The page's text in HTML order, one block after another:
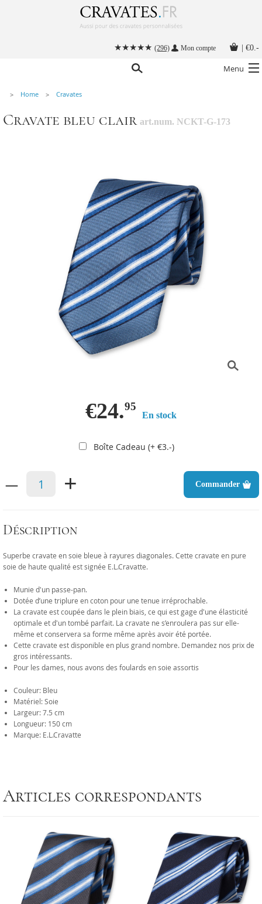
(296) Mon compte €0.-
Menu
Nos accessoires hommes
Home Cravates
Cravate bleu clair art.num. NCKT-G-173
€24.95
En stock
Boîte Cadeau (+ €3.-)
– + Commander
Déscription
Superbe cravate en soie bleue à rayures diagonales. Cette cravate en pure
soie de haute qualité est signée E.L.Cravatte.
Munie d'un passe-pan.
Dotée d’une triplure en coton pour une tenue irréprochable.
La cravate est coupée dans le plein biais, ce qui est gage d'une élasticité
optimale et d'un tombé parfait. La cravate ne s’enroulera pas sur elle-
même et conservera sa forme même après avoir été portée.
Cette cravate est disponible en plus grand nombre. Demandez nos prix de
gros intéressants.
Pour les dames, nous avons des foulards en soie assortis
Couleur: Bleu
Matériel: Soie
Largeur: 7.5 cm
Longueur: 150 cm
Marque: E.L.Cravatte
Articles correspondants